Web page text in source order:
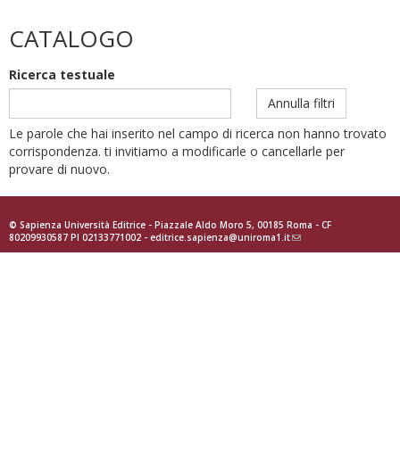
CATALOGO
Ricerca testuale
Annulla filtri
Le parole che hai inserito nel campo di ricerca non hanno trovato
corrispondenza. ti invitiamo a modificarle o cancellarle per
provare di nuovo.
© Sapienza Università Editrice - Piazzale Aldo Moro 5, 00185 Roma - CF
80209930587 PI 02133771002 - editrice.sapienza@uniroma1.it(link
sends